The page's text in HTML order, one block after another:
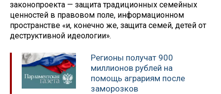
законопроекта — защита традиционных семейных
ценностей в правовом поле, информационном
пространстве «и, конечно же, защита семей, детей от
деструктивной идеологии».
Регионы получат 900
миллионов рублей на
помощь аграриям после
заморозков